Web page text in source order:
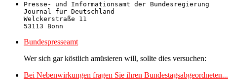
Presse- und Informationsamt der Bundesregierung
Journal für Deutschland
Welckerstraße 11
Bundespresseamt
Wer sich gar köstlich amüsieren will, sollte dies versuchen:
Bei Nebenwirkungen fragen Sie ihren Bundestagsabgeordneten...